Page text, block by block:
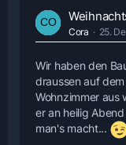
Cora 25.
Wir haben den
draussen auf
Wohnzimmer aus
er an heilig
man's macht...